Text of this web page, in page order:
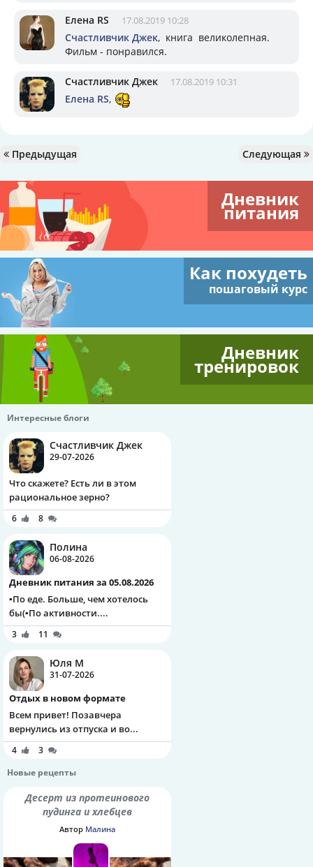
Елена RS 17.08.2019 10:28
Счастливчик Джек, книга великолепная.
Фильм - понравился.
Счастливчик Джек 17.08.2019 10:31
Елена RS,
Предыдущая Следующая
Дневник
питания
Как похудеть
пошаговый курс
Дневник
тренировок
Интересные блоги
Счастливчик Джек
29-07-2026
Что скажете? Есть ли в этом
рациональное зерно?
6 8
Полина
06-08-2026
Дневник питания за 05.08.2026
▪️По еде. Больше, чем хотелось
бы(▪️По активности....
3 11
Юля М
31-07-2026
Отдых в новом формате
Всем привет! Позавчера
вернулись из отпуска и во...
4
3
Новые рецепты
Десерт из протеинового
пудинга и хлебцев
Автор Малина